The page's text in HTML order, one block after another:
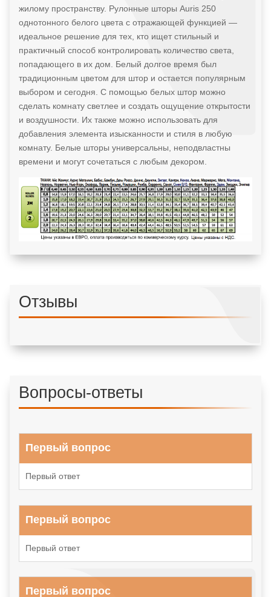
жилому пространству. Рулонные шторы Auris 250
однотонного белого цвета с отражающей функцией —
идеальное решение для тех, кто ищет стильный и
практичный способ контролировать количество света,
попадающего в их дом. Белый долгое время был
традиционным цветом для штор и остается популярным
выбором и сегодня. С помощью белых штор можно
сделать комнату светлее и создать ощущение открытости
и воздушности. Их также можно использовать для
добавления элемента изысканности и стиля в любую
комнату. Белые шторы универсальны, неподвластны
времени и могут сочетаться с любым декором.
Отзывы
Вопросы-ответы
Первый вопрос
Первый ответ
Первый вопрос
Первый ответ
Первый вопрос